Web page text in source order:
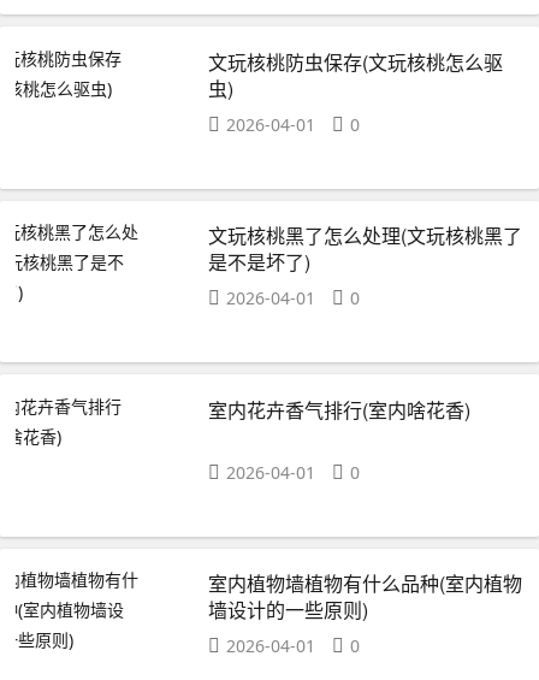
文玩核桃防虫保存(文玩核桃怎么驱
虫)
2026-04-01 0
文玩核桃黑了怎么处理(文玩核桃黑了
是不是坏了)
2026-04-01 0
室内花卉香气排行(室内啥花香)
2026-04-01 0
室内植物墙植物有什么品种(室内植物
墙设计的一些原则)
2026-04-01 0